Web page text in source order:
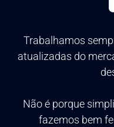
Trabalhamos
atualizadas do
Não é porque
fazemos bem